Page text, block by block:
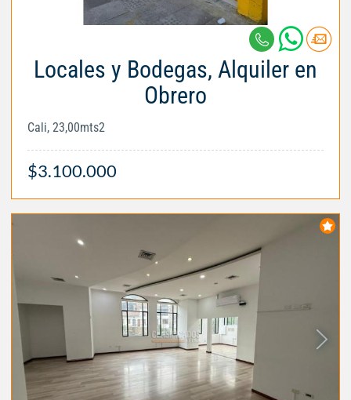
Locales y Bodegas, Alquiler en
Obrero
Cali, 23,00mts2
$3.100.000